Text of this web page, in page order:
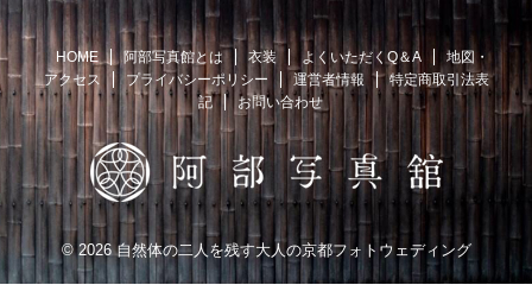
HOME 阿部写真館とは 衣装 よくいただくQ＆A
地図・
アクセス
プライバシーポリシー 運営者情報
特定商取引法表
記
お問い合わせ
© 2026 自然体の二人を残す大人の京都フォトウェディング